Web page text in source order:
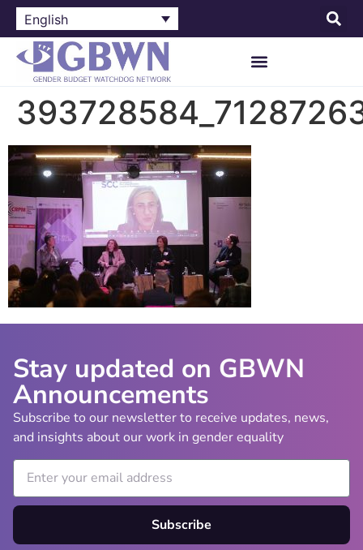
English
Stay updated on GBWN
Announcements
Subscribe to our newsletter to receive updates, news,
and insights about our work in gender equality
Subscribe